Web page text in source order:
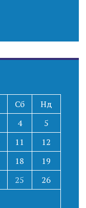
Сб
Нд
4
5
11
12
18
19
25
26